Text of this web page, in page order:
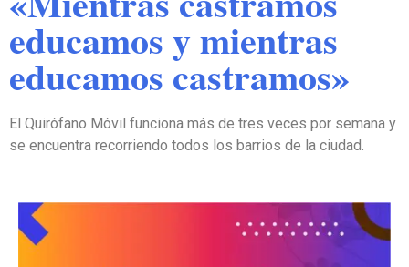
educamos y mientras
educamos castramos»
El Quirófano Móvil funciona más de tres veces por semana y
se encuentra recorriendo todos los barrios de la ciudad.